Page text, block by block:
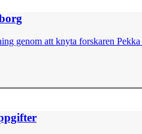
genom att knyta forskaren